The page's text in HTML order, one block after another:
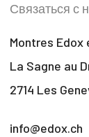
Связаться с
Montres Edox
La Sagne au
2714 Les
info@edox.ch